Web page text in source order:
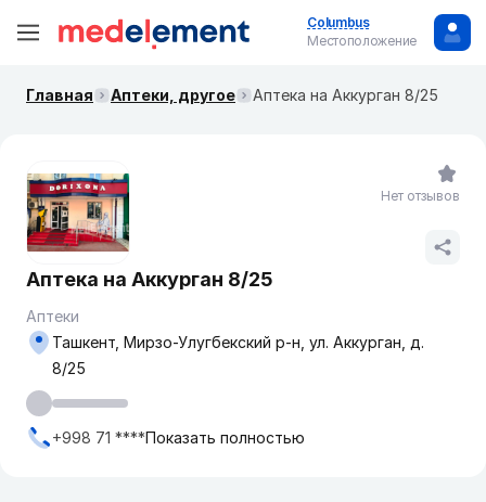
Columbus
Местоположение
Главная Аптеки, другое Аптека на Аккурган 8/25
Аптека на Аккурган 8/25
Аптеки
Ташкент, Мирзо-Улугбекский р-н, ул. Аккурган, д.
8/25
+998 71 ****Показать полностью
Нет отзывов